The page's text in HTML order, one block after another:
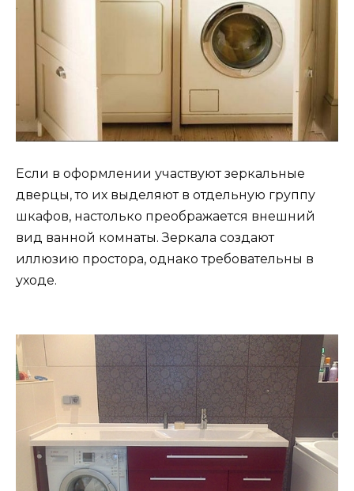
Если в оформлении участвуют зеркальные
дверцы, то их выделяют в отдельную группу
шкафов, настолько преображается внешний
вид ванной комнаты. Зеркала создают
иллюзию простора, однако требовательны в
уходе.